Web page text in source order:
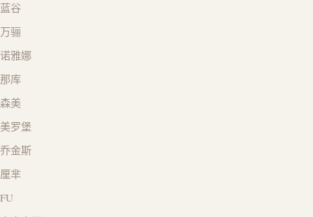
蓝谷
万骊
诺雅娜
那库
森美
美罗堡
乔金斯
厘芈
FU